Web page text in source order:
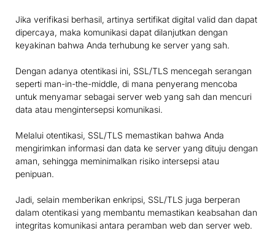
Jika verifikasi berhasil, artinya sertifikat digital valid dan dapat
dipercaya, maka komunikasi dapat dilanjutkan dengan
keyakinan bahwa Anda terhubung ke server yang sah.
Dengan adanya otentikasi ini, SSL/TLS mencegah serangan
seperti man-in-the-middle, di mana penyerang mencoba
untuk menyamar sebagai server web yang sah dan mencuri
data atau mengintersepsi komunikasi.
Melalui otentikasi, SSL/TLS memastikan bahwa Anda
mengirimkan informasi dan data ke server yang dituju dengan
aman, sehingga meminimalkan risiko intersepsi atau
penipuan.
Jadi, selain memberikan enkripsi, SSL/TLS juga berperan
dalam otentikasi yang membantu memastikan keabsahan dan
integritas komunikasi antara peramban web dan server web.